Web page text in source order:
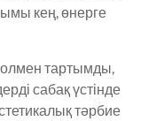
кең, өнерге
тартымды,
сабақ үстінде
тәрбие